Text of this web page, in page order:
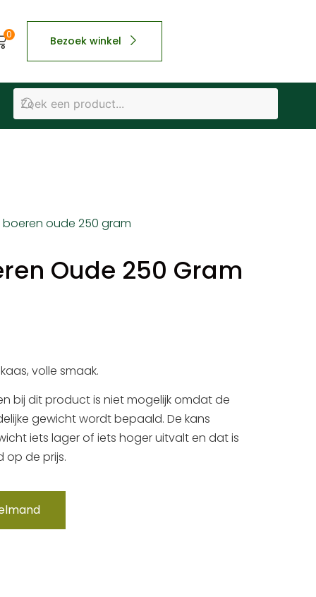
0 Bezoek winkel
oude 250 gram
Oude 250 Gram
volle smaak.
bij dit product is niet mogelijk omdat de
gewicht wordt bepaald. De kans
iets lager of iets hoger uitvalt en dat is
op de prijs.